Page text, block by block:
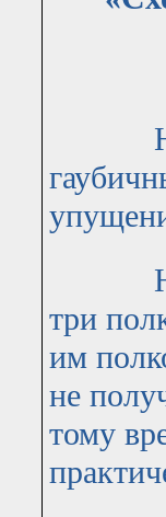
На
три
им
не
тому